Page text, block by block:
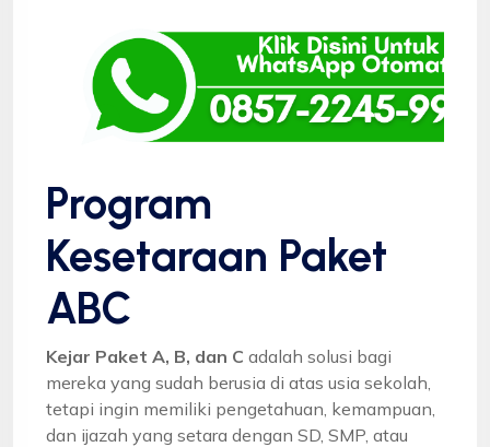
Program
Kesetaraan Paket
ABC
Kejar Paket A, B, dan C adalah solusi bagi
mereka yang sudah berusia di atas usia sekolah,
tetapi ingin memiliki pengetahuan, kemampuan,
dan ijazah yang setara dengan SD, SMP, atau